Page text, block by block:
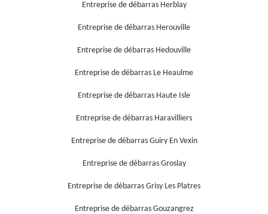
Entreprise de débarras Herblay
Entreprise de débarras Herouville
Entreprise de débarras Hedouville
Entreprise de débarras Le Heaulme
Entreprise de débarras Haute Isle
Entreprise de débarras Haravilliers
Entreprise de débarras Guiry En Vexin
Entreprise de débarras Groslay
Entreprise de débarras Grisy Les Platres
Entreprise de débarras Gouzangrez